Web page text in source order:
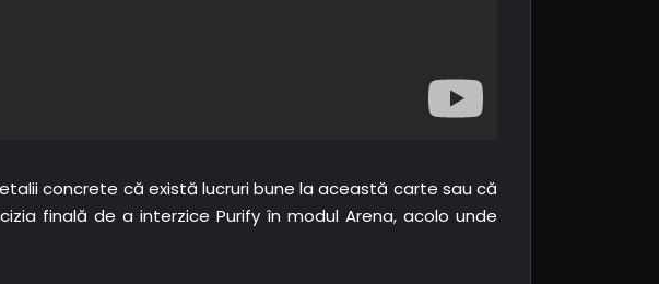
concrete că există lucruri bune la această carte sau că
finală de a interzice Purify în modul Arena, acolo unde